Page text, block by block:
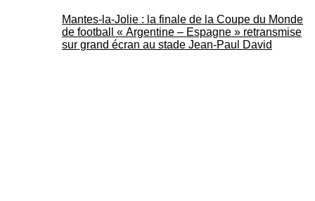
Mantes-la-Jolie : la finale de la Coupe du Monde
de football « Argentine – Espagne » retransmise
sur grand écran au stade Jean-Paul David